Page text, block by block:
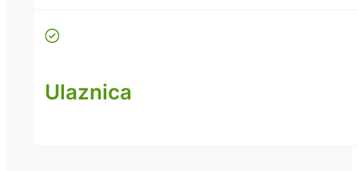
Ulaznica